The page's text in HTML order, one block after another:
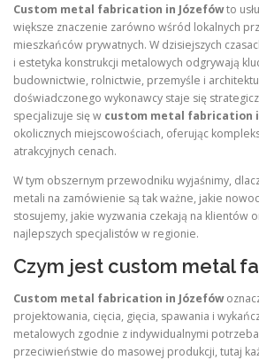
Custom metal fabrication in Józefówto
większe znaczenie zarówno wśród lokalnych
mieszkańców prywatnych. W dzisiejszych
i estetyka konstrukcji metalowych odgrywają
budownictwie, rolnictwie, przemyśle i
doświadczonego wykonawcy staje się
specjalizuje się w custom metal fabrication
okolicznych miejscowościach, oferując
atrakcyjnych cenach.
W tym obszernym przewodniku wyjaśnimy,
metali na zamówienie są tak ważne, jakie
stosujemy, jakie wyzwania czekają na klientów
najlepszych specjalistów w regionie.
Czym jest custom metal
Custom metal fabrication in Józefów
projektowania, cięcia, gięcia, spawania i
metalowych zgodnie z indywidualnymi
przeciwieństwie do masowej produkcji, tutaj